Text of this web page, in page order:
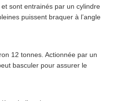
sont entrainés par un cylindre
puissent braquer à l’angle
12 tonnes. Actionnée par un
basculer pour assurer le